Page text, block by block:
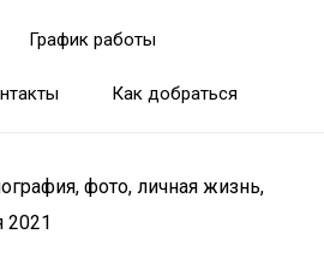
График работы
Как добраться
фото, личная жизнь,
2021